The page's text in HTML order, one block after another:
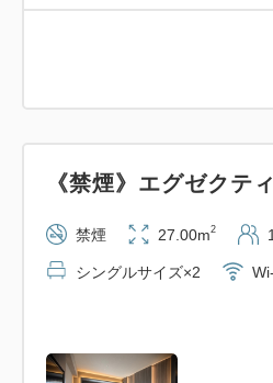
《禁煙》エグゼクテ
禁煙 27.00m2
シングルサイズ×2